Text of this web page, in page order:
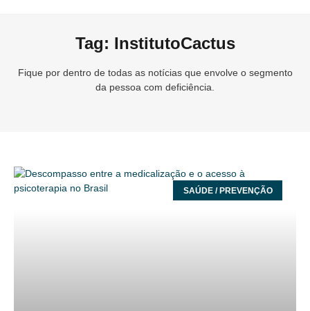
Tag: InstitutoCactus
Fique por dentro de todas as notícias que envolve o segmento
da pessoa com deficiência.
SAÚDE / PREVENÇÃO